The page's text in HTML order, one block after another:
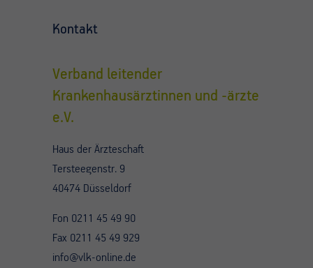
Kontakt
Verband leitender
Krankenhausärztinnen und -ärzte
e.V.
Haus der Ärzteschaft
Tersteegenstr. 9
40474 Düsseldorf
Fon 0211 45 49 90
Fax 0211 45 49 929
info@vlk-online.de